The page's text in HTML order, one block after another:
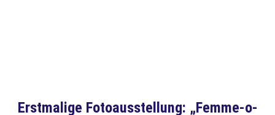
Erstmalige Fotoausstellung: „Femme-o-